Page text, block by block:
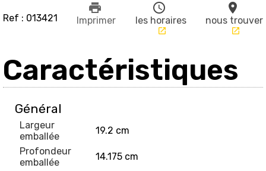
Ref : 013421
print
Imprimer
schedule
les horaires
launch
place
nous trouver
launch
Caractéristiques
Général
Largeur
emballée
19.2 cm
Profondeur
emballée
14.175 cm